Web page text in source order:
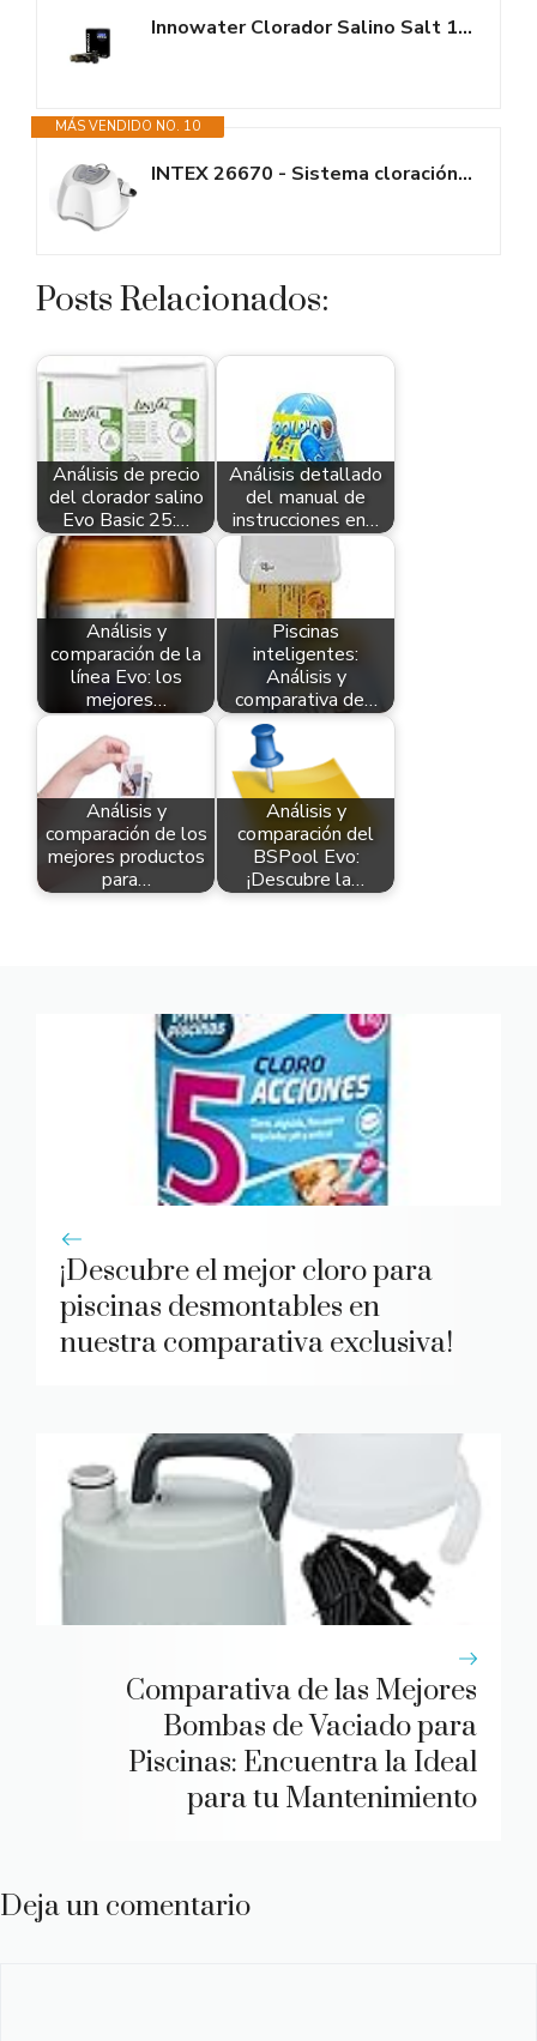
Innowater Clorador Salino Salt 15 15 GR/H
MÁS VENDIDO NO. 10
INTEX 26670 - Sistema cloración Salina E.C.O 12 Gramos/Hora
Posts Relacionados:
Análisis de precio
del clorador salino
Evo Basic 25:…
Análisis detallado
del manual de
instrucciones en…
Análisis y
comparación de la
línea Evo: los
mejores…
Piscinas
inteligentes:
Análisis y
comparativa de…
Análisis y
comparación de los
mejores productos
para…
Análisis y
comparación del
BSPool Evo:
¡Descubre la…
¡Descubre el mejor cloro para
piscinas desmontables en
nuestra comparativa exclusiva!
Comparativa de las Mejores
Bombas de Vaciado para
Piscinas: Encuentra la Ideal
para tu Mantenimiento
Deja un comentario